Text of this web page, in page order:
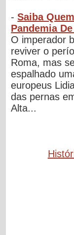
-Saiba
Pandemia
O imperador
reviver o
Roma, mas
espalhado
europeus
das pernas
Alta...